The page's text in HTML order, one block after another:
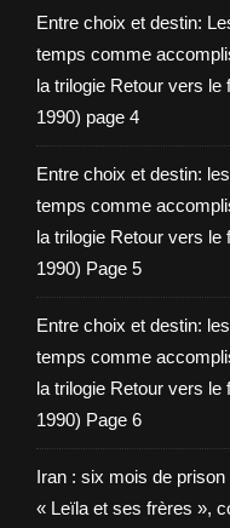
Entre choix et destin:
temps comme
la trilogie Retour vers le
1990) page 4
Entre choix et destin:
temps comme
la trilogie Retour vers le
1990) Page 5
Entre choix et destin:
temps comme
la trilogie Retour vers le
1990) Page 6
Iran : six mois de
« Leïla et ses frères »,